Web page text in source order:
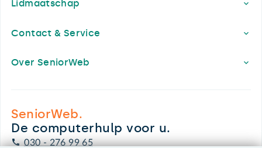
Lidmaatschap
Contact & Service
Over SeniorWeb
SeniorWeb.
De computerhulp voor u.
030 - 276 99 65